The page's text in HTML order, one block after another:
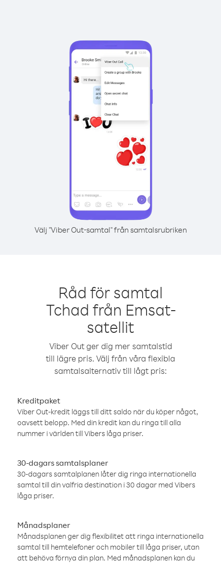
Välj "Viber Out-samtal" från samtalsrubriken
Råd för samtal
Tchad från Emsat-
satellit
Viber Out ger dig mer samtalstid
till lägre pris. Välj från våra flexibla
samtalsalternativ till lågt pris:
Kreditpaket
Viber Out-kredit läggs till ditt saldo när du köper något,
oavsett belopp. Med din kredit kan du ringa till alla
nummer i världen till Vibers låga priser.
30-dagars samtalsplaner
30-dagars samtalplanen låter dig ringa internationella
samtal till din valfria destination i 30 dagar med Vibers
låga priser.
Månadsplaner
Månadsplanen ger dig flexibilitet att ringa internationella
samtal till hemtelefoner och mobiler till låga priser, utan
att behöva förnya din plan. Med månadsplanen kan du